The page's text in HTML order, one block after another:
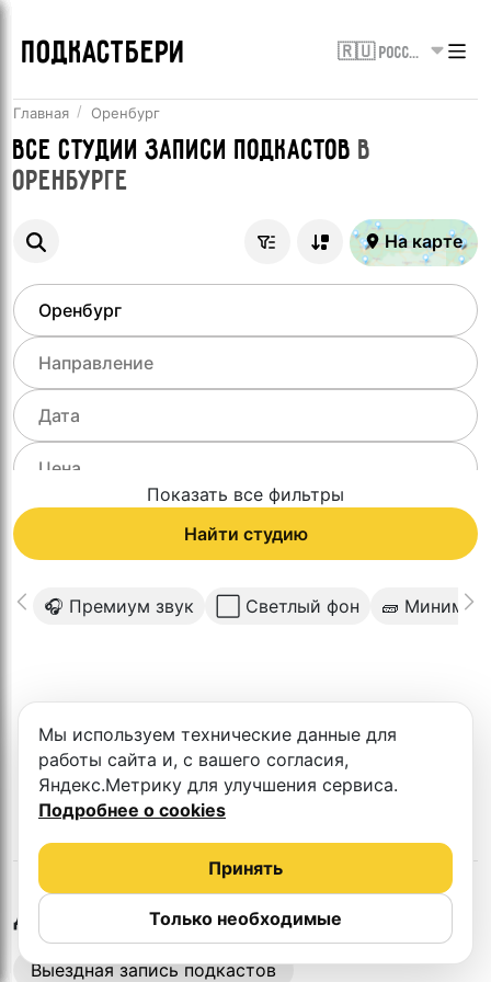
ПОДКАСТБЕРИ 🇷🇺 Россия
Главная Оренбург
ВсеСтудии записи подкастов в
Оренбурге
На карте
Показать все фильтры
Найти студию
🎧 Премиум звук ⬜️ Светлый фон 🧱
студии
Другие студии в Оренбурге
Выездная запись подкастов
Мы используем технические данные для
работы сайта и, с вашего согласия,
Яндекс.Метрику для улучшения сервиса.
Подробнее о cookies
Только необходимые
Принять